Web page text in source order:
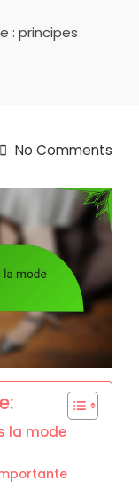
: principes
No Comments
la mode